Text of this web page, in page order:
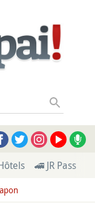
🚄 JR Pass